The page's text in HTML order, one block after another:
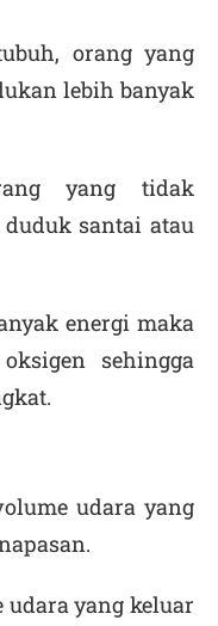
, orang yang
lebih banyak
yang tidak
santai atau
energi maka
sehingga
udara yang
udara yang keluar